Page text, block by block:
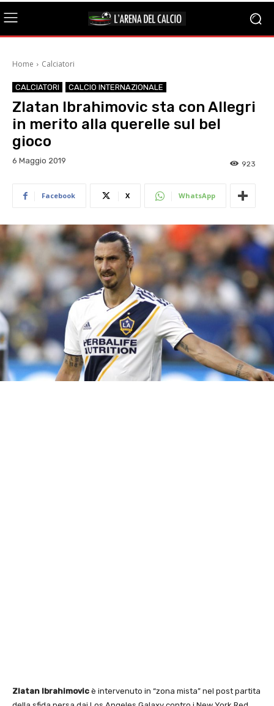
Home Calciatori
CALCIATORI CALCIO INTERNAZIONALE
Zlatan Ibrahimovic sta con Allegri
in merito alla querelle sul bel
gioco
6 Maggio 2019 923
Facebook X WhatsApp
Zlatan Ibrahimovic è intervenuto in “zona mista” nel post partita